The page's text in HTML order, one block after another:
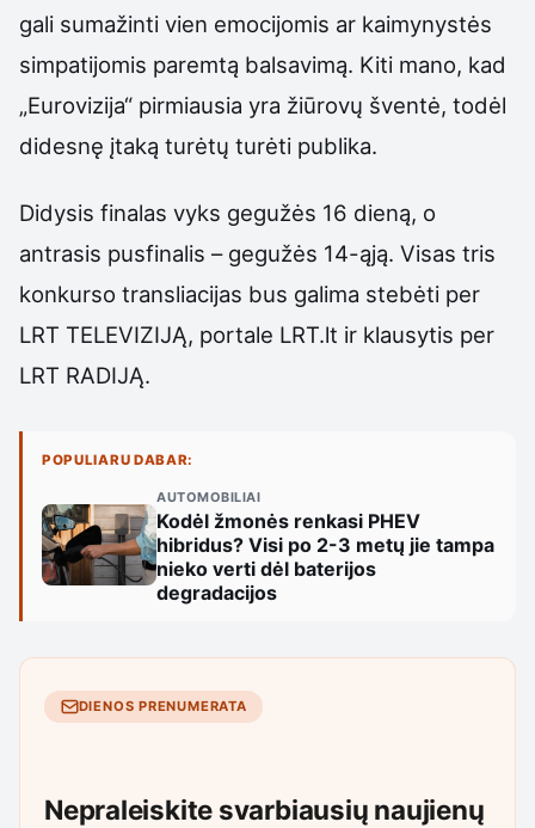
gali sumažinti vien emocijomis ar kaimynystės
simpatijomis paremtą balsavimą. Kiti mano, kad
„Eurovizija“ pirmiausia yra žiūrovų šventė, todėl
didesnę įtaką turėtų turėti publika.
Didysis finalas vyks gegužės 16 dieną, o
antrasis pusfinalis – gegužės 14-ąją. Visas tris
konkurso transliacijas bus galima stebėti per
LRT TELEVIZIJĄ, portale LRT.lt ir klausytis per
LRT RADIJĄ.
POPULIARU DABAR:
AUTOMOBILIAI
Kodėl žmonės renkasi PHEV
hibridus? Visi po 2-3 metų jie tampa
nieko verti dėl baterijos
degradacijos
DIENOS PRENUMERATA
Nepraleiskite svarbiausių naujienų